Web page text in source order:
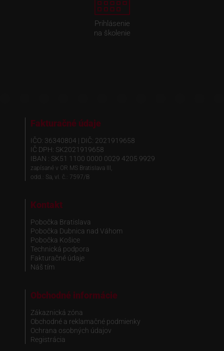
Prihlásenie
na školenie
Fakturačné údaje
IČO: 36340804 | DIČ: 2021919658
IČ DPH: SK2021919658
IBAN : SK51 1100 0000 0029 4205 9929
zapísané v OR MS Bratislava III,
odd.: Sa, vl. č.: 7597/B
Kontakt
Pobočka Bratislava
Pobočka Dubnica nad Váhom
Pobočka Košice
Technická podpora
Fakturačné údaje
Náš tím
Obchodné informácie
Zákaznická zóna
Obchodné a reklamačné podmienky
Ochrana osobných údajov
Registrácia